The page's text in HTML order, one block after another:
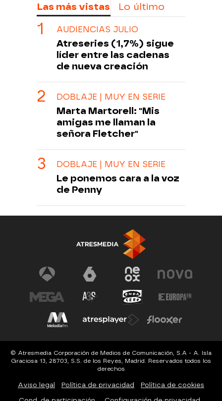
Las más vistas Lo último
AUDIENCIAS JULIO
Atreseries (1,7%) sigue
líder entre las cadenas
de nueva creación
DOBLAJE | MUY EN SERIE
Marta Martorell: "Mis
amigas me llaman la
señora Fletcher"
DOBLAJE | MUY EN SERIE
Le ponemos cara a la voz
de Penny
© Atresmedia Corporación de Medios de Comunicación, S.A - A. Isla
Graciosa 13, 28703, S.S. de los Reyes, Madrid. Reservados todos los
derechos
Aviso legal Política de privacidad Política de cookies